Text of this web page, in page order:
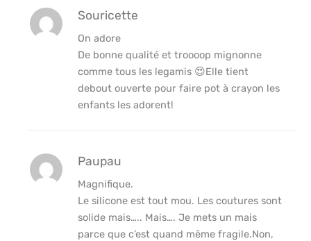
Souricette
On adore
De bonne qualité et troooop mignonne
comme tous les legamis 😍Elle tient
debout ouverte pour faire pot à crayon les
enfants les adorent!
Paupau
Magnifique.
Le silicone est tout mou. Les coutures sont
solide mais….. Mais…. Je mets un mais
parce que c’est quand même fragile.Non,